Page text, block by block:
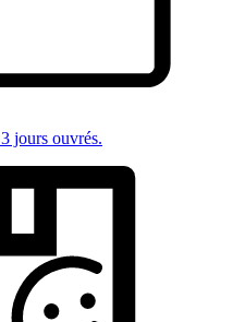
jours ouvrés.